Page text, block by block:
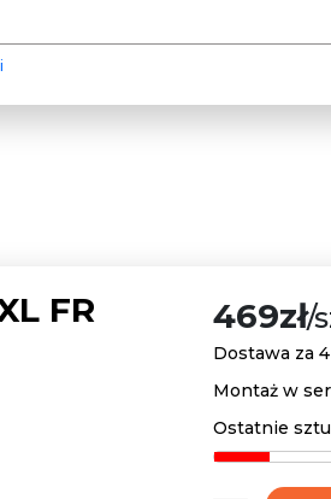
FR
469zł/
Dostawa za
Montaż w
Ostatnie